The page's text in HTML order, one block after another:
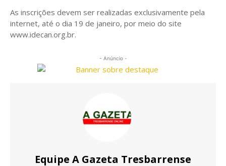
As inscrições devem ser realizadas exclusivamente pela
internet, até o dia 19 de janeiro, por meio do site
www.idecan.org.br.
- Anúncio -
Equipe A Gazeta Tresbarrense